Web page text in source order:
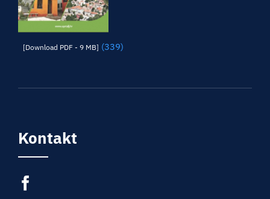
[Download PDF - 9 MB] (339)
Kontakt